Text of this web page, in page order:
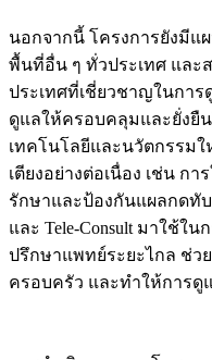
นอกจากนี้ โครงการยังมีแ
พื้นที่อื่น ๆ ทั่วประเทศ และ
ประเทศที่เชี่ยวชาญในการ
ดูแลให้ครอบคลุมและยั่งยื
เทคโนโลยีและนวัตกรรม
เตียงอย่างต่อเนื่อง เช่น
รักษาและป้องกันแผลกดทับ
และ Tele-Consult มาใช้ใ
ปรึกษาแพทย์ระยะไกล ช่ว
ครอบครัว และทำให้การ